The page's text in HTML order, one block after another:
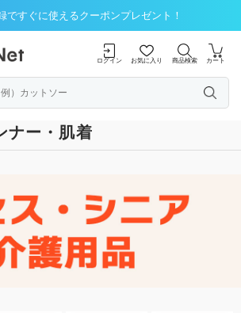
ですぐに使えるクーポンプレゼント！
ログイン お気に入り 商品検索 カート
ナー・肌着